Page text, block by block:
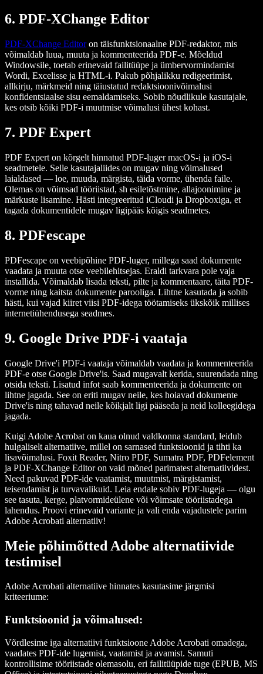
6. PDF-XChange Editor
PDF-XChange Editoron täisfunktsionaalne PDF-redaktor, mis
võimaldab luua, muuta ja kommenteerida PDF-e. Mõeldud
Windowsile, toetab erinevaid failitüüpe ja ümbervormindamist
Wordi, Excelisse ja HTML-i. Pakub põhjalikku redigeerimist,
allkirju, märkmeid ning täiustatud redaktsioonivõimalusi
konfidentsiaalse sisu eemaldamiseks. Sobib nõudlikule kasutajale,
kes otsib kõiki PDF-i muutmise võimalusi ühest kohast.
7. PDF Expert
PDF Expert on kõrgelt hinnatud PDF-luger macOS-i ja iOS-i
seadmetele. Selle kasutajaliides on mugav ning võimalused
laialdased — loe, muuda, märgista, täida vorme, ühenda faile.
Olemas on võimsad tööriistad, sh esiletõstmine, allajoonimine ja
märkuste lisamine. Hästi integreeritud iCloudi ja Dropboxiga, et
tagada dokumentidele mugav ligipääs kõigis seadmetes.
8. PDFescape
PDFescape on veebipõhine PDF-luger, millega saad dokumente
vaadata ja muuta otse veebilehitsejas. Eraldi tarkvara pole vaja
installida. Võimaldab lisada teksti, pilte ja kommentaare, täita PDF-
vorme ning kaitsta dokumente parooliga. Lihtne kasutada ja sobib
hästi, kui vajad kiiret viisi PDF-idega töötamiseks ükskõik millises
internetiühendusega seadmes.
9. Google Drive PDF-i vaataja
Google Drive'i PDF-i vaataja võimaldab vaadata ja kommenteerida
PDF-e otse Google Drive'is. Saad mugavalt kerida, suurendada ning
otsida teksti. Lisatud infot saab kommenteerida ja dokumente on
lihtne jagada. See on eriti mugav neile, kes hoiavad dokumente
Drive'is ning tahavad neile kõikjalt ligi pääseda ja neid kolleegidega
jagada.
Kuigi Adobe Acrobat on kaua olnud valdkonna standard, leidub
hulgaliselt alternatiive, millel on sarnased funktsioonid ja tihti ka
lisavõimalusi. Foxit Reader, Nitro PDF, Sumatra PDF, PDFelement
ja PDF-XChange Editor on vaid mõned parimatest alternatiividest.
Need pakuvad PDF-ide vaatamist, muutmist, märgistamist,
teisendamist ja turvavalikuid. Leia endale sobiv PDF-lugeja — olgu
see tasuta, kerge, platvormideülene või võimsate tööriistadega
lahendus. Proovi erinevaid variante ja vali enda vajadustele parim
Adobe Acrobati alternatiiv!
Meie põhimõtted Adobe alternatiivide
testimisel
Adobe Acrobati alternatiive hinnates kasutasime järgmisi
kriteeriume:
Funktsioonid ja võimalused:
Võrdlesime iga alternatiivi funktsioone Adobe Acrobati omadega,
vaadates PDF-ide lugemist, vaatamist ja avamist. Samuti
kontrollisime tööriistade olemasolu, eri failitüüpide tuge (EPUB, MS